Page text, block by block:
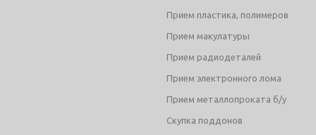
Прием пластика, полимеров
Прием макулатуры
Прием радиодеталей
Прием электронного лома
Прием металлопроката б/у
Скупка поддонов